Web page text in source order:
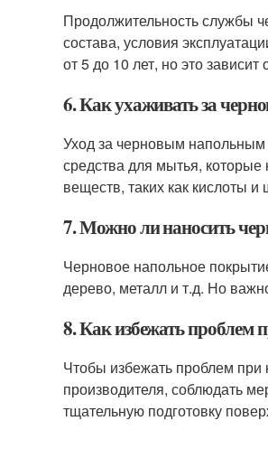
Продолжительность службы
состава, условия
от 5 до 10 лет, но это зависит
6. Как ухаживать за
Уход за черновым напольным
средства для мытья,
веществ, таких как кислоты и
7. Можно ли наносить
Черновое напольное
дерево, металл и т.д. Но
8. Как избежать проблем
Чтобы избежать проблем при
производителя, соблюдать
тщательную подготовку